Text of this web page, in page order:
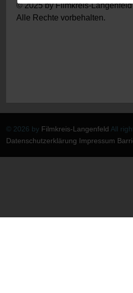
© 2025 by Filmkreis-Langenfeld
Alle Rechte vorbehalten.
© 2026 by Filmkreis-Langenfeld All
Datenschutzerklärung Impressum